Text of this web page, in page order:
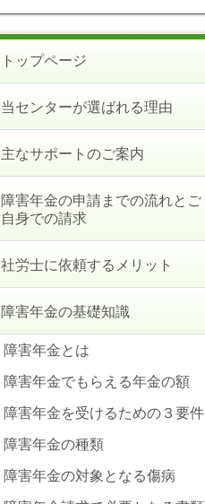
トップページ
当センターが選ばれる理由
主なサポートのご案内
障害年金の申請までの流れとご
自身での請求
社労士に依頼するメリット
障害年金の基礎知識
障害年金とは
障害年金でもらえる年金の額
障害年金を受けるための３要件
障害年金の種類
障害年金の対象となる傷病